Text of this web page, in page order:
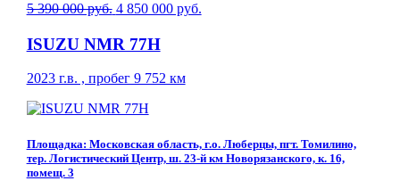
5 390 000 руб. 4 850 000 руб.
ISUZU NMR 77H
2023 г.в. , пробег 9 752 км
Площадка: Московская область, г.о. Люберцы, пгт. Томилино,
тер. Логистический Центр, ш. 23-й км Новорязанского, к. 16,
помещ. 3